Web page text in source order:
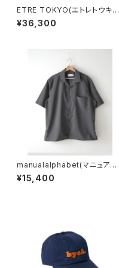
ETRE TOKYO(エトレトウキョ
ウ) スウェードギャザーローフ
ァー
¥36,300
manualalphabet(マニュアル
アルファベット) DRY TROPI
CAL OPEN COLLAR SHIRT
¥15,400